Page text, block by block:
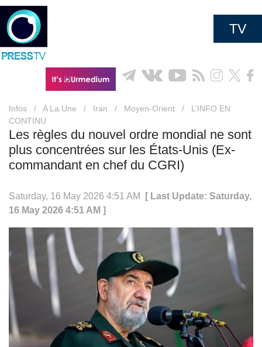
TV
Infos / A La Une / Iran / Moyen-Orient /
L’INFO EN
CONTINU
Les règles du nouvel ordre mondial ne sont
plus concentrées sur les États-Unis (Ex-
commandant en chef du CGRI)
Saturday, 16 May 2026 4:51 AM
[ Last Update: Saturday,
16 May 2026 4:51 AM ]